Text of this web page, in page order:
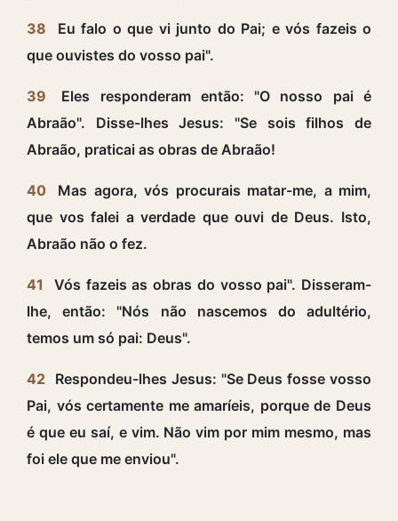
38
Eu falo o que vi junto do Pai; e vós fazeis o
que ouvistes do vosso pai".
39
Eles responderam então: "O nosso pai é
Abraão". Disse-lhes Jesus: "Se sois filhos de
Abraão, praticai as obras de Abraão!
40
Mas agora, vós procurais matar-me, a mim,
que vos falei a verdade que ouvi de Deus. Isto,
Abraão não o fez.
41
Vós fazeis as obras do vosso pai". Disseram-
lhe, então: "Nós não nascemos do adultério,
temos um só pai: Deus".
42 Respondeu-lhes Jesus: "Se Deus fosse vosso
Pai, vós certamente me amaríeis, porque de Deus
é que eu saí, e vim. Não vim por mim mesmo, mas
foi ele que me enviou".